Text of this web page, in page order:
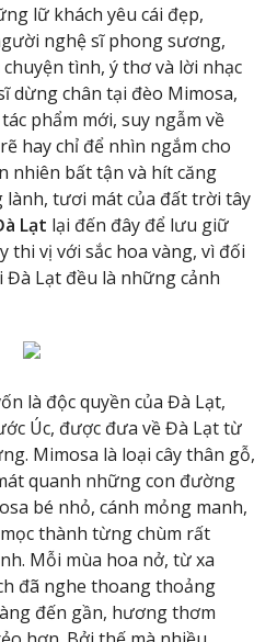
lữ khách yêu cái đẹp,
nghệ sĩ phong sương,
tình, ý thơ và lời nhạc
dừng chân tại đèo Mimosa,
phẩm mới, suy ngẫm về
hay chỉ để nhìn ngắm cho
nhiên bất tận và hít căng
tươi mát của đất trời tây
Lạt lại đến đây để lưu giữ
thi vị với sắc hoa vàng, vì đối
Lạt đều là những cảnh
là độc quyền của Đà Lạt,
Úc, được đưa về Đà Lạt từ
Mimosa là loại cây thân gỗ,
quanh những con đường
bé nhỏ, cánh mỏng manh,
thành từng chùm rất
Mỗi mùa hoa nở, từ xa
đã nghe thoang thoảng
đến gần, hương thơm